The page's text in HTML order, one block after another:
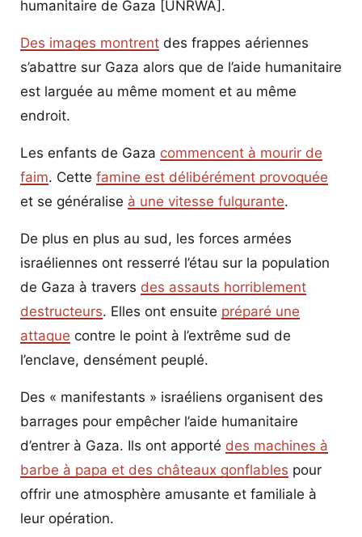
humanitaire de Gaza [UNRWA].
Des images montrent des frappes aériennes
s’abattre sur Gaza alors que de l’aide humanitaire
est larguée au même moment et au même
endroit.
Les enfants de Gaza commencent à mourir de
faim. Cette famine est délibérément provoquée
et se généralise à une vitesse fulgurante.
De plus en plus au sud, les forces armées
israéliennes ont resserré l’étau sur la population
de Gaza à travers des assauts horriblement
destructeurs. Elles ont ensuite préparé une
attaque contre le point à l’extrême sud de
l’enclave, densément peuplé.
Des « manifestants » israéliens organisent des
barrages pour empêcher l’aide humanitaire
d’entrer à Gaza. Ils ont apporté des machines à
barbe à papa et des châteaux gonflables pour
offrir une atmosphère amusante et familiale à
leur opération.